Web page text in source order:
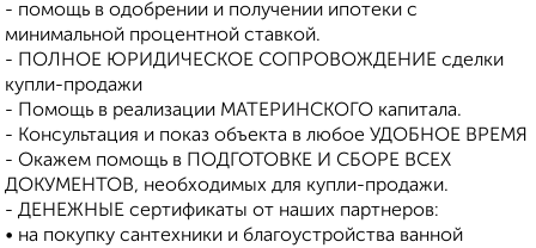
- помощь в одобрении и получении ипотеки с
минимальной процентной ставкой.
- ПОЛНОЕ ЮРИДИЧЕСКОЕ СОПРОВОЖДЕНИЕ сделки
купли-продажи
- Помощь в реализации МАТЕРИНСКОГО капитала.
- Консультация и показ объекта в любое УДОБНОЕ ВРЕМЯ
- Окажем помощь в ПОДГОТОВКЕ И СБОРЕ ВСЕХ
ДОКУМЕНТОВ, необходимых для купли-продажи.
- ДЕНЕЖНЫЕ сертификаты от наших партнеров:
• на покупку сантехники и благоустройства ванной